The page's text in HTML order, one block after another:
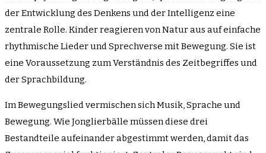
der Entwicklung des Denkens und der Intelligenz eine
zentrale Rolle. Kinder reagieren von Natur aus auf einfache
rhythmische Lieder und Sprechverse mit Bewegung. Sie ist
eine Voraussetzung zum Verständnis des Zeitbegriffes und
der Sprachbildung.
Im Bewegungslied vermischen sich Musik, Sprache und
Bewegung. Wie Jonglierbälle müssen diese drei
Bestandteile aufeinander abgestimmt werden, damit das